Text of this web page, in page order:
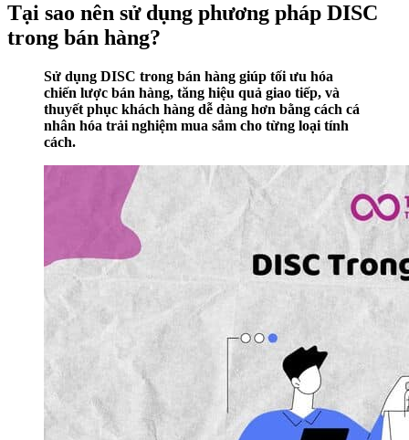
Tại sao nên sử dụng phương pháp DISC
trong bán hàng?
Sử dụng DISC trong bán hàng giúp tối ưu hóa
chiến lược bán hàng, tăng hiệu quả giao tiếp, và
thuyết phục khách hàng dễ dàng hơn bằng cách cá
nhân hóa trải nghiệm mua sắm cho từng loại tính
cách.